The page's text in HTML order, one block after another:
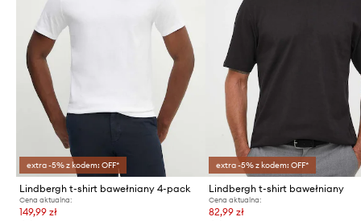
extra -5% z kodem: OFF*
Lindbergh t-shirt bawełniany 4-pack
Cena aktualna:
149,99 zł
extra -5% z kodem: OFF*
Lindbergh t-shirt bawełniany
Cena aktualna:
82,99 zł